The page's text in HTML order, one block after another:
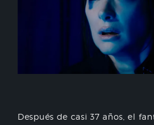
Después de casi 37 años, el